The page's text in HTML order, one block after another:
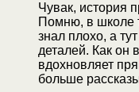
Чувак, история
Помню, в школе
знал плохо, а
деталей. Как он
вдохновляет
больше